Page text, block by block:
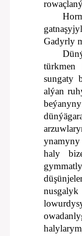
Gadyrly
sungaty
alýan
haly